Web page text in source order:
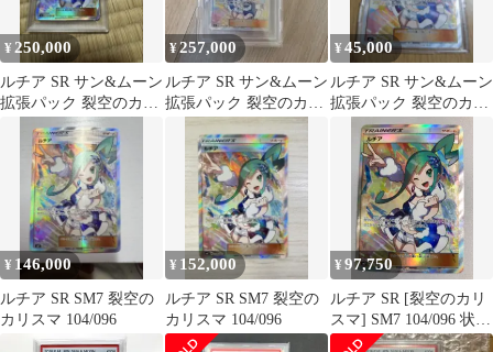
¥ 250,000
ルチア SR サン&ムーン
拡張パック 裂空のカリ
スマ キラ 104/096
¥257,000
ルチア SR サン&ムーン
拡張パック 裂空のカリ
スマ キラ 104/096
¥45,000
ルチア SR サン&ムーン
拡張パック 裂空のカリ
スマ キラ 104/096
¥ 146,000
ルチア SR SM7 裂空の
カリスマ 104/096
¥ 152,000
ルチア SR SM7 裂空の
カリスマ 104/096
¥97,750
ルチア SR [裂空のカリ
スマ] SM7 104/096 状態
難 ポケモンカード ポケ